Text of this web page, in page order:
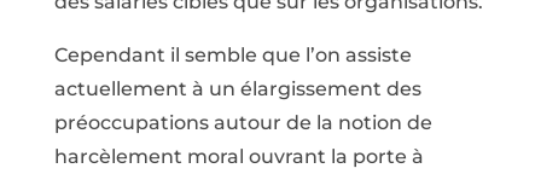
Cependant il semble que l’on assiste
actuellement à un élargissement des
préoccupations autour de la notion de
harcèlement moral ouvrant la porte à